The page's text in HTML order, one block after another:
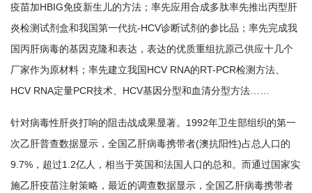
疫苗加HBIG免疫新生儿的方法；率先应用合成多肽率先推出丙型肝
炎检测试剂盒和我国第一代抗-HCV诊断试剂的参比品；率先完成我
国丙肝病毒的基因克隆和表达，表达的优质重组抗原己供应十几个
厂家作为原材料；率先建立我国HCV RNA的RT-PCR检测方法、
HCV RNA定量PCR技术、HCV基因分型和血清分型方法……
针对病毒性肝炎打响的阻击战成果显著。1992年卫生部组织的第一
次乙肝普查数据显示，全国乙肝病毒携带者(澳抗阳性)占总人口的
9.7%，超过1.2亿人，相当于英国和法国人口的总和。而通过国家实
施乙肝疫苗注射策略，最近的调查数据显示，全国乙肝病毒携带者